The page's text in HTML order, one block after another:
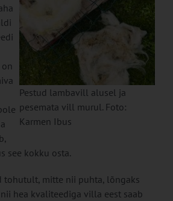
Pestud lambavill alusel ja
pesemata vill murul. Foto:
Karmen Ibus
see kokku osta.
tohutult, mitte nii puhta, lõngaks
hea kvaliteediga villa eest saab